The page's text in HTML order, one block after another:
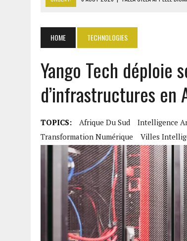
8 AOÛT 2026 | L’ÉCONOMIE AMÉRICAINE PERD DES
| L’UNIVERSITÉ LIBANAISE FRAGILISÉE
HOME TECHNOLOGIES
Yango Tech déploie
d’infrastructures en
TOPICS: Afrique Du Sud Intelligence
Transformation Numérique
Villes